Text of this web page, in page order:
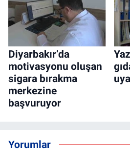
Diyarbakır’da
motivasyonu oluşan
sigara bırakma
merkezine
başvuruyor
Yorumlar